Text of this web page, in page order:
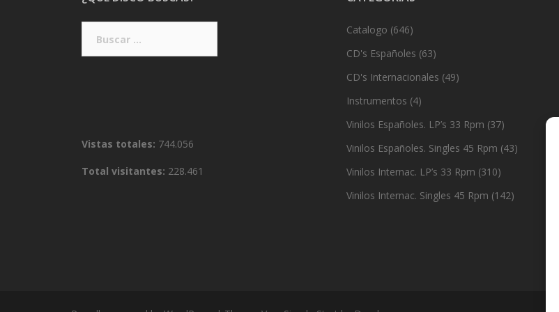
Vistas totales: 744.056
Total visitantes: 228.461
Catalogo (646)
CD's Españoles (63)
CD's Internacionales (49)
Instrumentos (4)
Vinilos Españoles. LP’s 33 Rpm (37)
Vinilos Españoles. Singles 45 Rpm (43)
Vinilos Internac. LP’s 33 Rpm (310)
Vinilos Internac. Singles 45 Rpm (142)